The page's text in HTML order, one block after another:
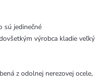
sú jedinečné
výrobca kladie veľký
z odolnej nerezovej ocele,